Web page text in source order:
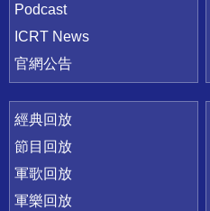
Podcast
ICRT News
官網公告
經典回放
節目回放
軍歌回放
軍樂回放